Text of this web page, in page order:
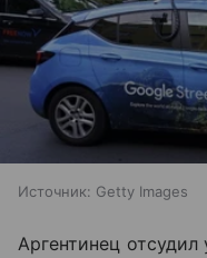
Источник: Getty Images
Аргентинец